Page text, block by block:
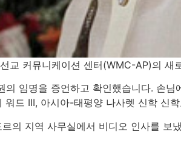
교 커뮤니케이션 센터(WMC-AP)의 새
임명을 증언하고 확인했습니다. 손
드 III, 아시아-태평양 나사렛 신학 신
의 지역 사무실에서 비디오 인사를 보